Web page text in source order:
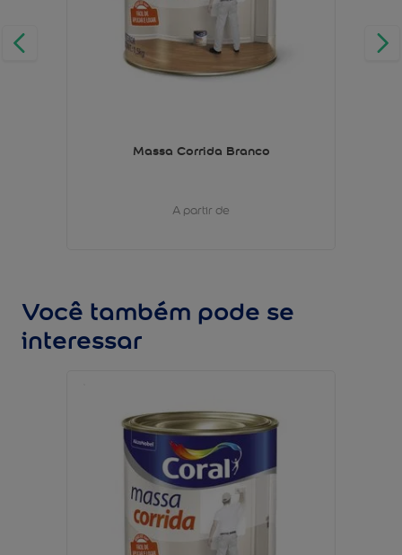
Massa Corrida Branco
A partir de
Você também pode se
interessar